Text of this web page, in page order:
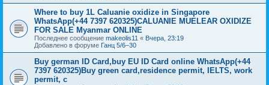
Where to buy 1L Caluanie oxidize in Singapore
WhatsApp(+44 7397 620325)CALUANIE MUELEAR OXIDIZE
FOR SALE Myanmar ONLINE
Последнее сообщение makeolis11 « Вчера, 23:19
Добавлено в форуме Ганц 5/6–30
Buy german ID Card,buy EU ID Card online WhatsApp(+44
7397 620325)Buy green card,residence permit, IELTS, work
permit, c